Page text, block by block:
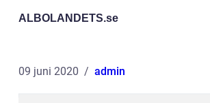
ALBOLANDETS.se
09 juni 2020 admin